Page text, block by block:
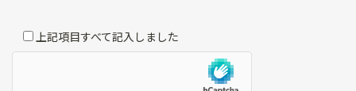
上記項目すべて記入しました